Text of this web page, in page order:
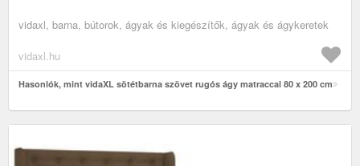
vidaxl, barna, bútorok, ágyak és kiegészítők, ágyak és ágykeretek
vidaxl.hu
Hasonlók, mint vidaXL sötétbarna szövet rugós ágy matraccal 80 x 200 cm